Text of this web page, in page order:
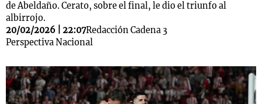
de Abeldaño. Cerato, sobre el final, le dio el triunfo al
albirrojo.
20/02/2026 | 22:07Redacción Cadena 3
Perspectiva Nacional